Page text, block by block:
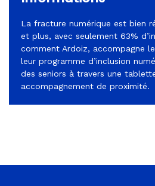
La fracture numérique est bien
et plus, avec seulement 63%
comment Ardoiz, accompagne
leur programme d’inclusion
des seniors à travers une
accompagnement de proximité.